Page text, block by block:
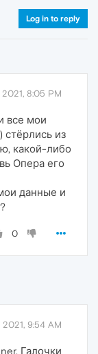
Log in to reply
2021, 8:05 PM
все мои
стёрлись из
какой-либо
Опера его
данные и
0
2021, 9:54 AM
Галочки